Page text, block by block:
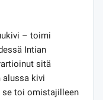
– toimi
Intian
sitä
alussa kivi
se toi omistajilleen